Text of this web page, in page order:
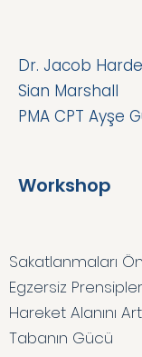
Dr. Jacob
Sian Marshall
PMA CPT Ayşe
Workshop
Sakatlanmaları
Egzersiz
Hareket Alanını
Tabanın Gücü